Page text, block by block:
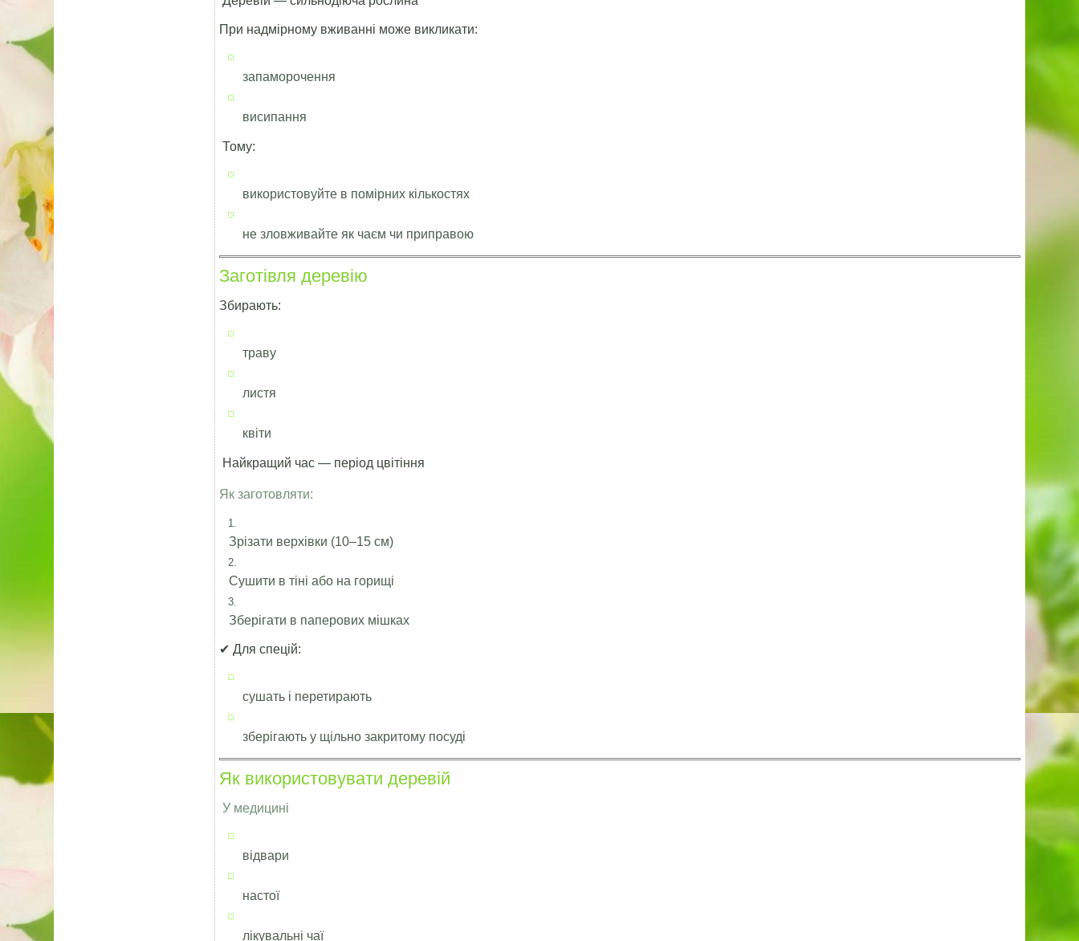
При надмірному вживанні може викликати:
запаморочення
висипання
Тому:
використовуйте в помірних кількостях
не зловживайте як чаєм чи приправою
Заготівля деревію
Збирають:
траву
листя
квіти
Найкращий час — період цвітіння
Як заготовляти:
Зрізати верхівки (10–15 см)
Сушити в тіні або на горищі
Зберігати в паперових мішках
✔ Для спецій:
сушать і перетирають
зберігають у щільно закритому посуді
Як використовувати деревій
У медицині
відвари
настої
лікувальні чаї